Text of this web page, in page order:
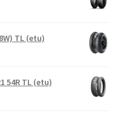
TL (etu)
54R TL (etu)